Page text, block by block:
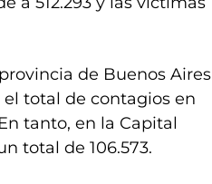
de Buenos Aires
el total de contagios en
tanto, en la Capital
total de 106.573.